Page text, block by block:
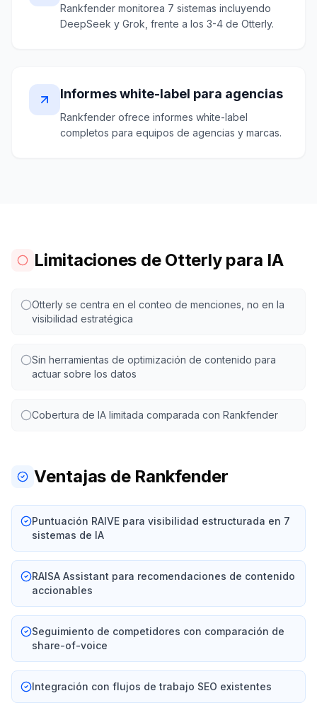
Rankfender monitorea 7 sistemas incluyendo
DeepSeek y Grok, frente a los 3-4 de Otterly.
Informes white-label para agencias
Rankfender ofrece informes white-label
completos para equipos de agencias y marcas.
Limitaciones de Otterly para IA
Otterly se centra en el conteo de menciones, no en la
visibilidad estratégica
Sin herramientas de optimización de contenido para
actuar sobre los datos
Cobertura de IA limitada comparada con Rankfender
Ventajas de Rankfender
Puntuación RAIVE para visibilidad estructurada en 7
sistemas de IA
RAISA Assistant para recomendaciones de contenido
accionables
Seguimiento de competidores con comparación de
share-of-voice
Integración con flujos de trabajo SEO existentes